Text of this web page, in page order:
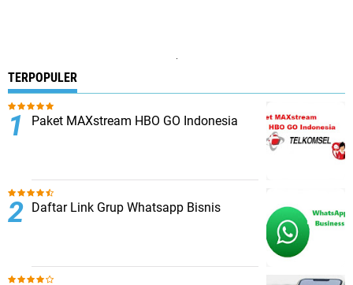
TERPOPULER
Paket MAXstream HBO GO Indonesia
Daftar Link Grup Whatsapp Bisnis